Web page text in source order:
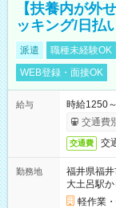
【扶養内が外
ッキング/日払
派遣 職種未経験OK
WEB登録・面接OK
給与
時給1250
交通費
交通費 交
勤務地
福井県福
大土呂駅
軽作業